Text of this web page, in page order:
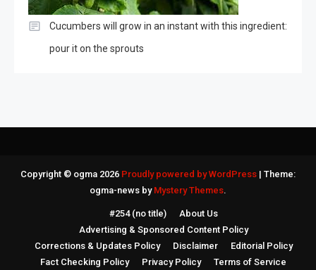
Cucumbers will grow in an instant with this ingredient:
pour it on the sprouts
Copyright © ogma 2026 Proudly powered by WordPress | Theme:
ogma-news by Mystery Themes.
#254 (no title)
About Us
Advertising & Sponsored Content Policy
Corrections & Updates Policy
Disclaimer
Editorial Policy
Fact Checking Policy
Privacy Policy Terms of Service